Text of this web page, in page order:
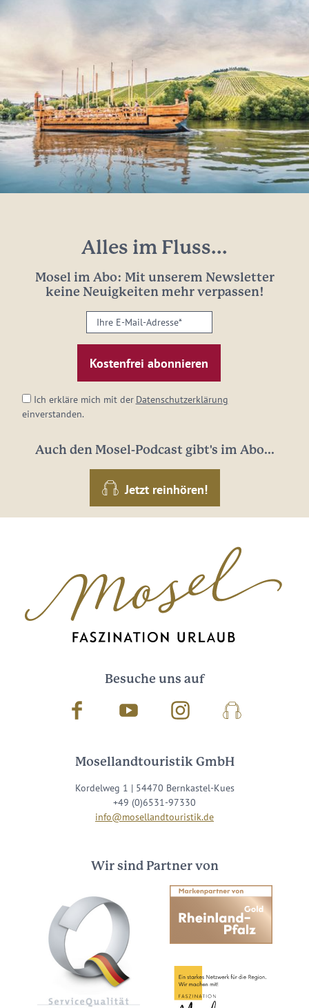
Alles im Fluss...
Mosel im Abo: Mit unserem Newsletter
keine Neuigkeiten mehr verpassen!
Ihre
E-
Mail-
Adresse:
Ich erkläre mich mit der Datenschutzerklärung
einverstanden.
Auch den Mosel-Podcast gibt's im Abo...
Jetzt reinhören!
Besuche uns auf
Facebook Youtube InstagramPodcast
Mosellandtouristik GmbH
Kordelweg 1 | 54470 Bernkastel-Kues
+49 (0)6531-97330
info@mosellandtouristik.de
Wir sind Partner von